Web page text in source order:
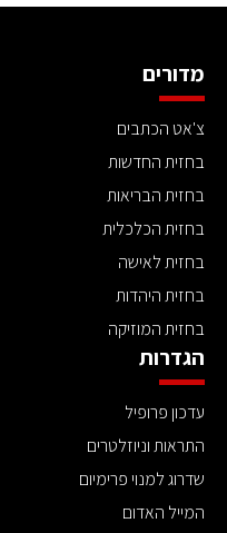
מדורים
צ'אט הכתבים
בחזית החדשות
בחזית הבריאות
בחזית הכלכלית
בחזית לאישה
בחזית היהדות
בחזית המוזיקה
הגדרות
עדכון פרופיל
התראות וניוזלטרים
שדרוג למנוי פרימיום
המייל האדום